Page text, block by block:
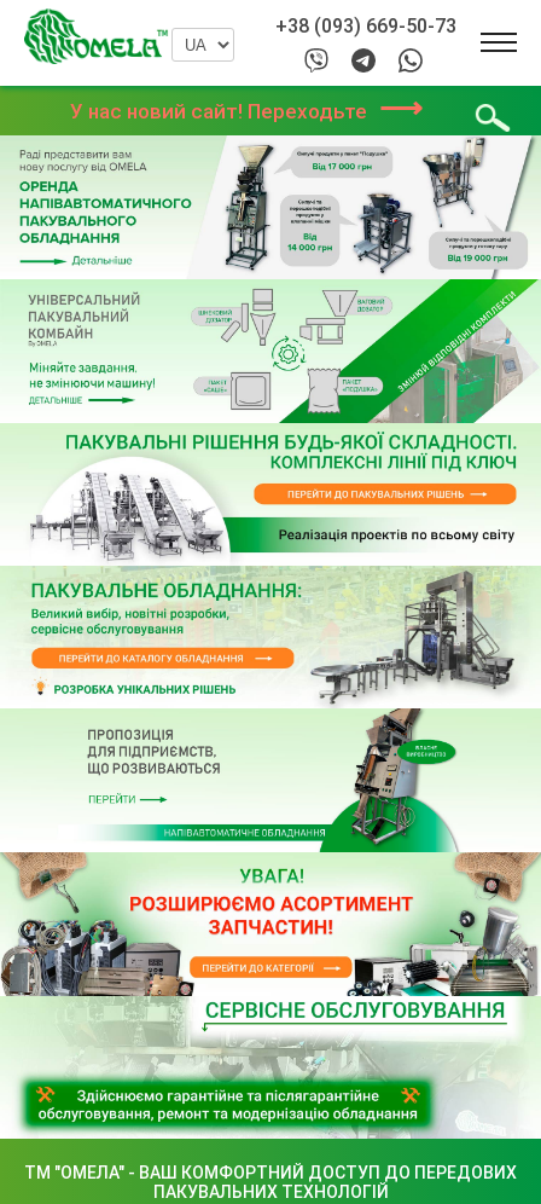
+38 (093) 669-50-73
У нас новий сайт! Переходьте ⟶
ТМ "ОМЕЛА" - ВАШ КОМФОРТНИЙ ДОСТУП ДО ПЕРЕДОВИХ
ПАКУВАЛЬНИХ ТЕХНОЛОГІЙ